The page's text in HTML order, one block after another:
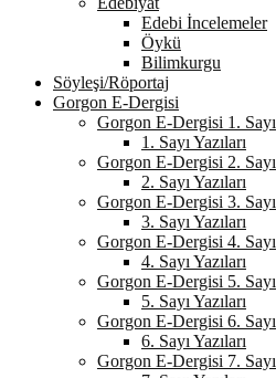
Edebi İncelemeler
Öykü
Bilimkurgu
Söyleşi/Röportaj
Gorgon E-Dergisi
Gorgon E-Dergisi 1. Sayı
1. Sayı Yazıları
Gorgon E-Dergisi 2. Sayı
2. Sayı Yazıları
Gorgon E-Dergisi 3. Sayı
3. Sayı Yazıları
Gorgon E-Dergisi 4. Sayı
4. Sayı Yazıları
Gorgon E-Dergisi 5. Sayı
5. Sayı Yazıları
Gorgon E-Dergisi 6. Sayı
6. Sayı Yazıları
Gorgon E-Dergisi 7. Sayı